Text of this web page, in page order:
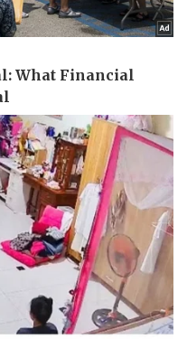
Ô tô - Xe máy
Ô tô
Xe máy